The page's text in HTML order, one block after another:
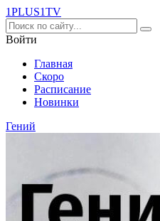
1PLUS1TV
Войти
Главная
Скоро
Расписание
Новинки
Гений